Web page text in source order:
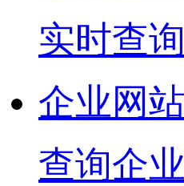
实时查
企业网
查询企